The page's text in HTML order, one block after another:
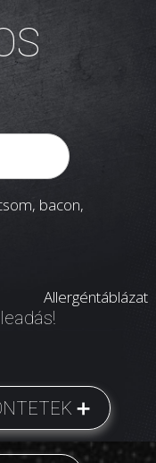
bacon,
Allergéntáblázat